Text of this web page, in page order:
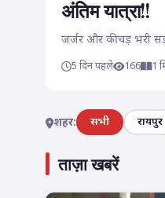
अंतिम यात्रा!!
जर्जर और कीचड़ भरी
5 दिन पहले 166 1
शहर: सभी रायपुर
ताज़ा खबरें